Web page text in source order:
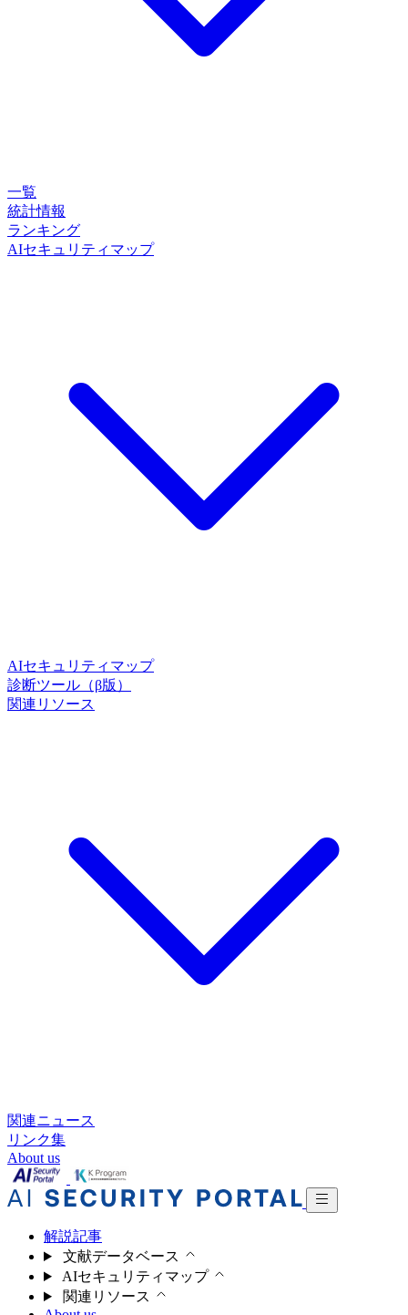
一覧
統計情報
ランキング
AIセキュリティマップ
AIセキュリティマップ
診断ツール（β版）
関連リソース
関連ニュース
リンク集
About us
解説記事
文献データベース
AIセキュリティマップ
関連リソース